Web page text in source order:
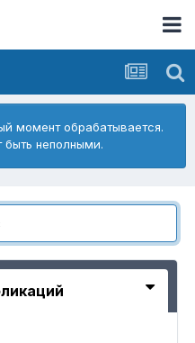
момент обрабатывается.
быть неполными.